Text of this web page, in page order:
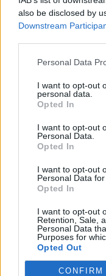
also be disclosed by
Downstream
Personal Data
I want to opt-out
personal data.
Opted In
I want to opt-out
Personal Data.
Opted In
I want to opt-out
Personal Data
Opted In
I want to opt-out
Retention, Sale,
Personal Data
Purposes for
Opted Out
CONFIRM
Comente Aqui!
Nome*
Email*